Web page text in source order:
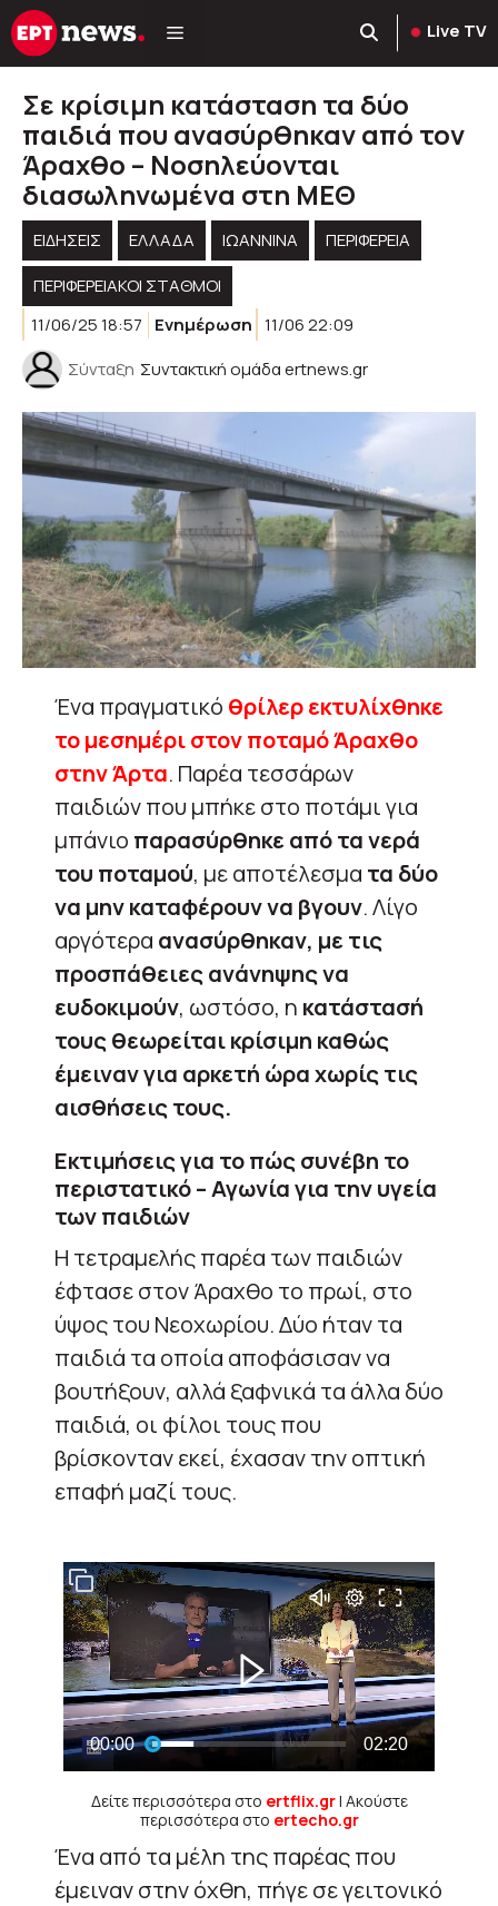
Μετάβαση
σε
Live TV
Σε κρίσιμη κατάσταση τα δύο
παιδιά που ανασύρθηκαν από τον
Άραχθο – Νοσηλεύονται
διασωληνωμένα στη ΜΕΘ
ΕΙΔΗΣΕΙΣ ΕΛΛΑΔΑ ΙΩΑΝΝΙΝΑ
ΠΕΡΙΦΈΡΕΙΑ
ΠΕΡΙΦΕΡΕΙΑΚΟΊ ΣΤΑΘΜΟΊ
11/06/25 18:57
Ενημέρωση 11/06 22:09
Σύνταξη Συντακτική ομάδα ertnews.gr
Ένα πραγματικό θρίλερ εκτυλίχθηκε
το μεσημέρι στον ποταμό Άραχθο
στην Άρτα. Παρέα τεσσάρων
παιδιών που μπήκε στο ποτάμι για
μπάνιο παρασύρθηκε από τα νερά
του ποταμού, με αποτέλεσμα τα δύο
να μην καταφέρουν να βγουν. Λίγο
αργότερα ανασύρθηκαν, με τις
προσπάθειες ανάνηψης να
ευδοκιμούν, ωστόσο, η κατάστασή
τους θεωρείται κρίσιμη καθώς
έμειναν για αρκετή ώρα χωρίς τις
αισθήσεις τους.
Εκτιμήσεις για το πώς συνέβη το
περιστατικό – Αγωνία για την υγεία
των παιδιών
H τετραμελής παρέα των παιδιών
έφτασε στον Άραχθο το πρωί, στο
ύψος του Νεοχωρίου. Δύο ήταν τα
παιδιά τα οποία αποφάσισαν να
βουτήξουν, αλλά ξαφνικά τα άλλα δύο
παιδιά, οι φίλοι τους που
βρίσκονταν εκεί, έχασαν την οπτική
επαφή μαζί τους.
Δείτε περισσότερα στο ertflix.gr| Ακούστε
περισσότερα στο ertecho.gr
Ένα από τα μέλη της παρέας που
έμειναν στην όχθη, πήγε σε γειτονικό